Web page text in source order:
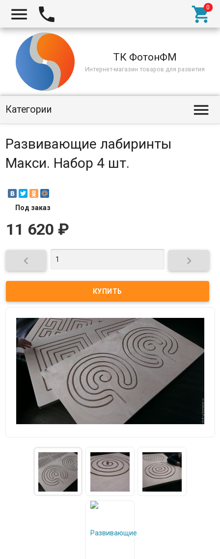
  
ТК ФотонФМ
Интернет-магазин товаров для развития
Категории 
Развивающие лабиринты
Макси. Набор 4 шт.
Под заказ
11 620 ₽
 